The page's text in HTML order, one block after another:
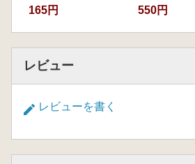
165円 550円
レビュー
レビューを書く